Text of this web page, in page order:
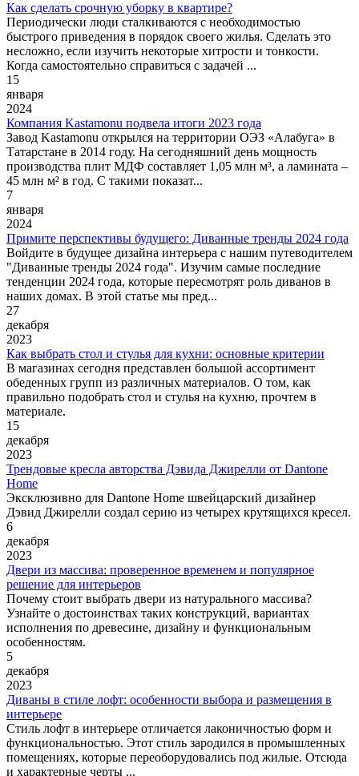
Как сделать срочную уборку в квартире?
Периодически люди сталкиваются с необходимостью
быстрого приведения в порядок своего жилья. Сделать это
несложно, если изучить некоторые хитрости и тонкости.
Когда самостоятельно справиться с задачей ...
15
января
2024
Компания Kastamonu подвела итоги 2023 года
Завод Kastamonu открылся на территории ОЭЗ «Алабуга» в
Татарстане в 2014 году. На сегодняшний день мощность
производства плит МДФ составляет 1,05 млн м³, а ламината –
45 млн м² в год. С такими показат...
7
января
2024
Примите перспективы будущего: Диванные тренды 2024 года
Войдите в будущее дизайна интерьера с нашим путеводителем
"Диванные тренды 2024 года". Изучим самые последние
тенденции 2024 года, которые пересмотрят роль диванов в
наших домах. В этой статье мы пред...
27
декабря
2023
Как выбрать стол и стулья для кухни: основные критерии
В магазинах сегодня представлен большой ассортимент
обеденных групп из различных материалов. О том, как
правильно подобрать стол и стулья на кухню, прочтем в
материале.
15
декабря
2023
Трендовые кресла авторства Дэвида Джирелли от Dantone
Home
Эксклюзивно для Dantone Home швейцарский дизайнер
Дэвид Джирелли создал серию из четырех крутящихся кресел.
6
декабря
2023
Двери из массива: проверенное временем и популярное
решение для интерьеров
Почему стоит выбрать двери из натурального массива?
Узнайте о достоинствах таких конструкций, вариантах
исполнения по древесине, дизайну и функциональным
особенностям.
5
декабря
2023
Диваны в стиле лофт: особенности выбора и размещения в
интерьере
Стиль лофт в интерьере отличается лаконичностью форм и
функциональностью. Этот стиль зародился в промышленных
помещениях, которые переоборудовались под жилые. Отсюда
и характерные черты ...